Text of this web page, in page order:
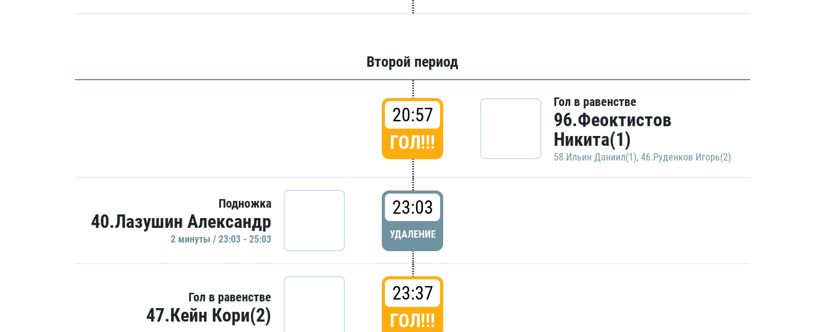
Второй период
20:57
ГОЛ!!!
Гол в равенстве
96.Феоктистов
Никита(1)
58.Ильин Даниил(1), 46.Руденков Игорь(2)
Подножка
40.Лазушин Александр
2 минуты / 23:03 - 25:03
23:03
УДАЛЕНИЕ
Гол в равенстве
47.Кейн Кори(2)
23:37
ГОЛ!!!